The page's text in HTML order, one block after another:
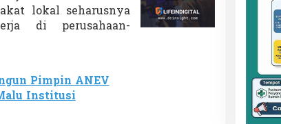
lokal seharusnya
di perusahaan-
Pimpin ANEV
Institusi